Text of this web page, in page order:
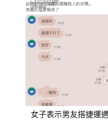
女子表示男友搭捷運